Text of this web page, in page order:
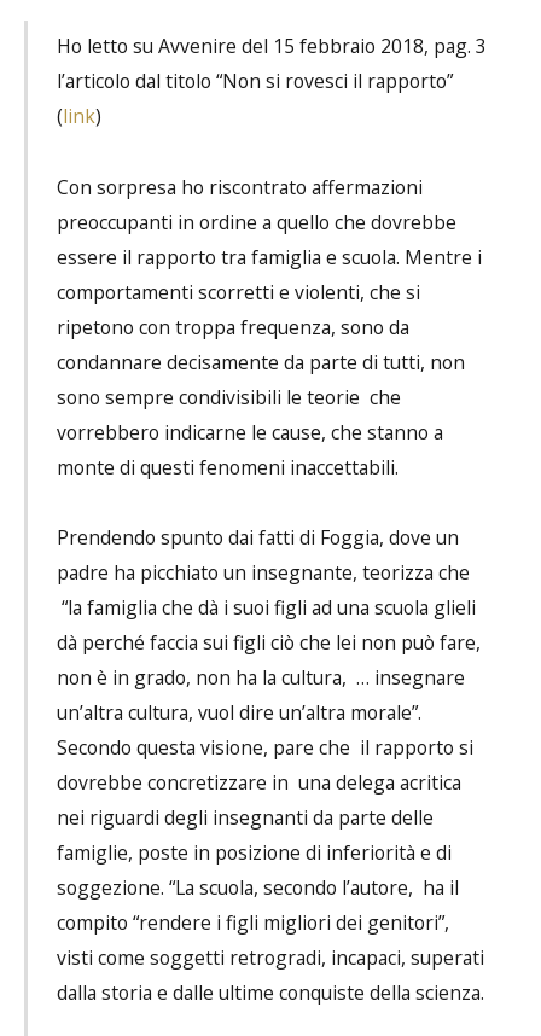
Ho letto su Avvenire del 15 febbraio 2018, pag. 3
l’articolo dal titolo “Non si rovesci il rapporto”
(link)
Con sorpresa ho riscontrato affermazioni
preoccupanti in ordine a quello che dovrebbe
essere il rapporto tra famiglia e scuola. Mentre i
comportamenti scorretti e violenti, che si
ripetono con troppa frequenza, sono da
condannare decisamente da parte di tutti, non
sono sempre condivisibili le teorie che
vorrebbero indicarne le cause, che stanno a
monte di questi fenomeni inaccettabili.
Prendendo spunto dai fatti di Foggia, dove un
padre ha picchiato un insegnante, teorizza che
“la famiglia che dà i suoi figli ad una scuola glieli
dà perché faccia sui figli ciò che lei non può fare,
non è in grado, non ha la cultura, … insegnare
un’altra cultura, vuol dire un’altra morale”.
Secondo questa visione, pare che il rapporto si
dovrebbe concretizzare in una delega acritica
nei riguardi degli insegnanti da parte delle
famiglie, poste in posizione di inferiorità e di
soggezione. “La scuola, secondo l’autore, ha il
compito “rendere i figli migliori dei genitori”,
visti come soggetti retrogradi, incapaci, superati
dalla storia e dalle ultime conquiste della scienza.